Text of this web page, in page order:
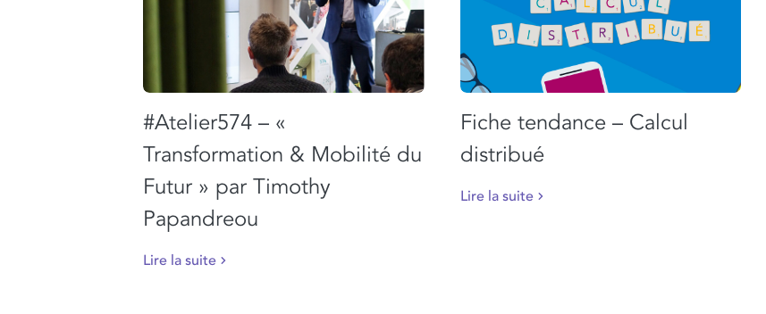
#Atelier574 – «
Transformation & Mobilité du
Futur » par Timothy
Papandreou
Lire la suite
Fiche tendance – Calcul
distribué
Lire la suite